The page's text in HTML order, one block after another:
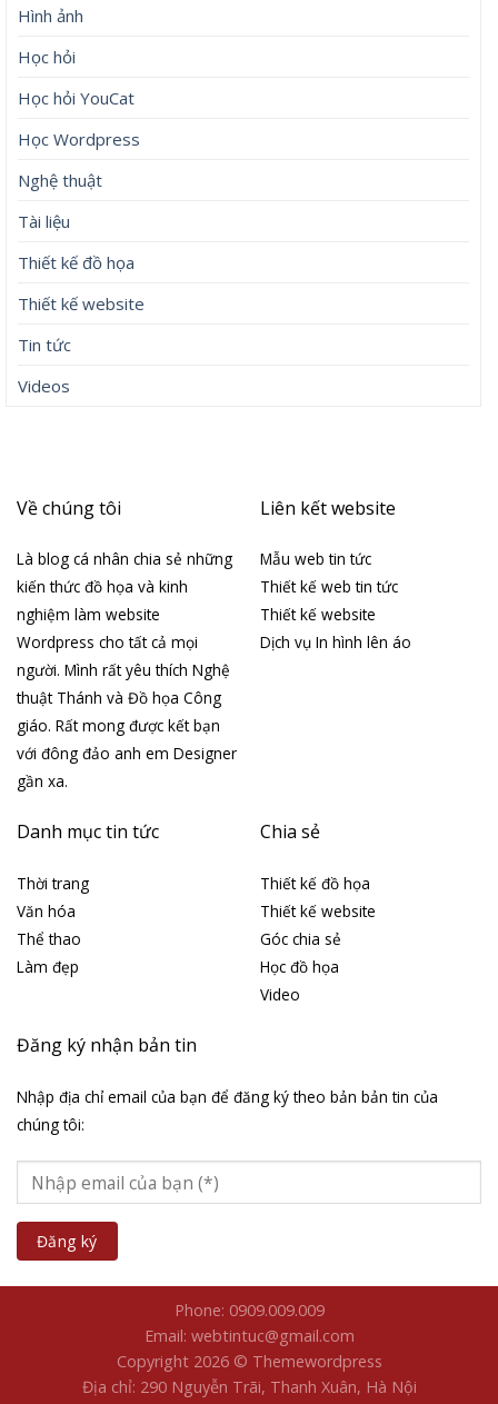
Hình ảnh
Học hỏi
Học hỏi YouCat
Học Wordpress
Nghệ thuật
Tài liệu
Thiết kế đồ họa
Thiết kế website
Tin tức
Videos
Về chúng tôi
Là blog cá nhân chia sẻ những
kiến thức đồ họa và kinh
nghiệm làm website
Wordpress cho tất cả mọi
người. Mình rất yêu thích Nghệ
thuật Thánh và Đồ họa Công
giáo. Rất mong được kết bạn
với đông đảo anh em Designer
gần xa.
Liên kết website
Mẫu web tin tức
Thiết kế web tin tức
Thiết kế website
Dịch vụ In hình lên áo
Danh mục tin tức
Thời trang
Văn hóa
Thể thao
Làm đẹp
Chia sẻ
Thiết kế đồ họa
Thiết kế website
Góc chia sẻ
Học đồ họa
Video
Đăng ký nhận bản tin
Nhập địa chỉ email của bạn để đăng ký theo bản bản tin của
chúng tôi:
Phone: 0909.009.009
Email: webtintuc@gmail.com
Copyright 2026 © Themewordpress
Địa chỉ: 290 Nguyễn Trãi, Thanh Xuân, Hà Nội